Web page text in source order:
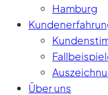
Hamburg
Über uns